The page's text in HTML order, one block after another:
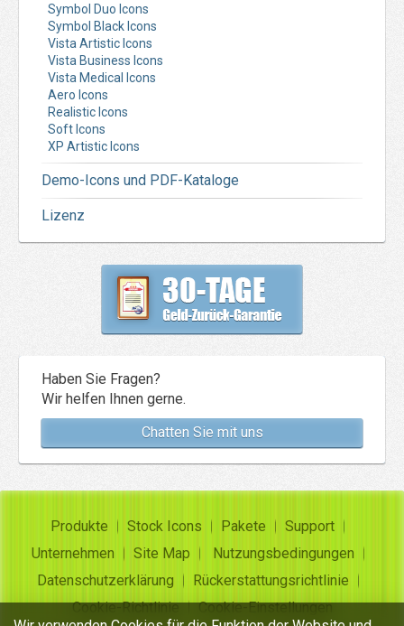
Symbol Duo Icons
Symbol Black Icons
Vista Artistic Icons
Vista Business Icons
Vista Medical Icons
Aero Icons
Realistic Icons
Soft Icons
XP Artistic Icons
Demo-Icons und PDF-Kataloge
Lizenz
Haben Sie Fragen?
Wir helfen Ihnen gerne.
Chatten Sie mit uns
Produkte Stock Icons Pakete
Support
Unternehmen
Site Map
Nutzungsbedingungen
Datenschutzerklärung
Rückerstattungsrichtlinie
Cookie-Richtlinie
Cookie-Einstellungen